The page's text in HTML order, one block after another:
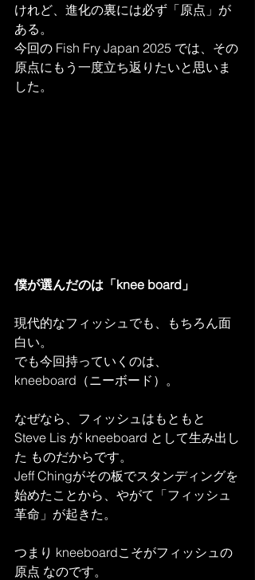
けれど、進化の裏には必ず「原点」が
ある。
今回の Fish Fry Japan 2025 では、その
原点にもう一度立ち返りたいと思いま
した。
僕が選んだのは「knee board」
現代的なフィッシュでも、もちろん面
白い。
でも今回持っていくのは、
kneeboard（ニーボード）。
なぜなら、フィッシュはもともと
Steve Lis が kneeboard として生み出し
た ものだからです。
Jeff Chingがその板でスタンディングを
始めたことから、やがて「フィッシュ
革命」が起きた。
つまり kneeboardこそがフィッシュの
原点 なのです。